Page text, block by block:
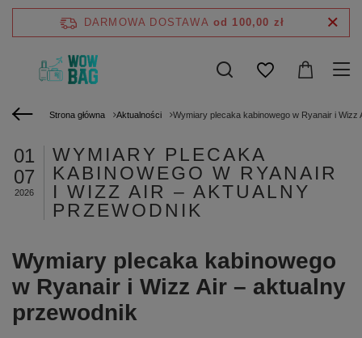
DARMOWA DOSTAWA od 100,00 zł
Strona główna Aktualności Wymiary plecaka kabinowego w Ryanair i Wizz
01
07
2026
WYMIARY PLECAKA
KABINOWEGO W RYANAIR
I WIZZ AIR – AKTUALNY
PRZEWODNIK
Wymiary plecaka kabinowego
w Ryanair i Wizz Air – aktualny
przewodnik